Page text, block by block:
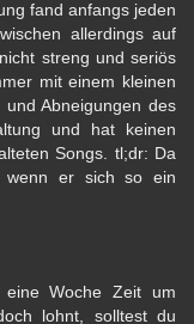
fand anfangs jeden
allerdings auf
streng und seriös
mit einem kleinen
Abneigungen des
und hat keinen
Songs. tl;dr: Da
wenn er sich so ein
Woche Zeit um
lohnt, solltest du